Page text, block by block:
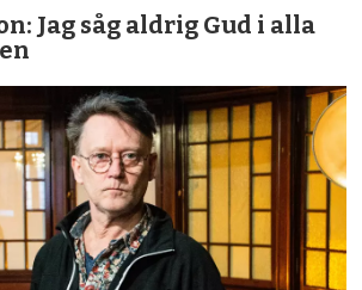
Jag såg aldrig Gud i alla